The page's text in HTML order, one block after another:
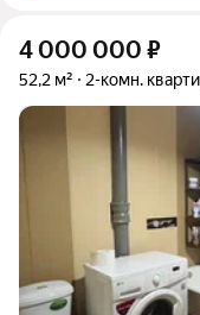
4 000 000 ₽
52,2 м² 2-комн.